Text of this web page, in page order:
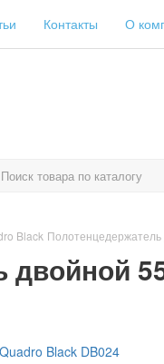
Контакты О
Black
двойной